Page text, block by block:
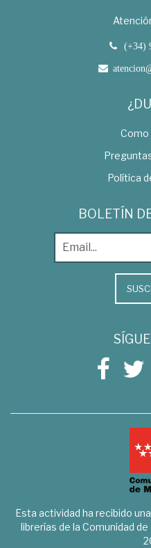
(+34)
Como
Política
BOLETÍN
Esta actividad ha recibido
librerías de la Comunidad